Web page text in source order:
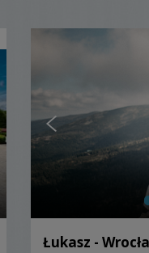
Łukasz -